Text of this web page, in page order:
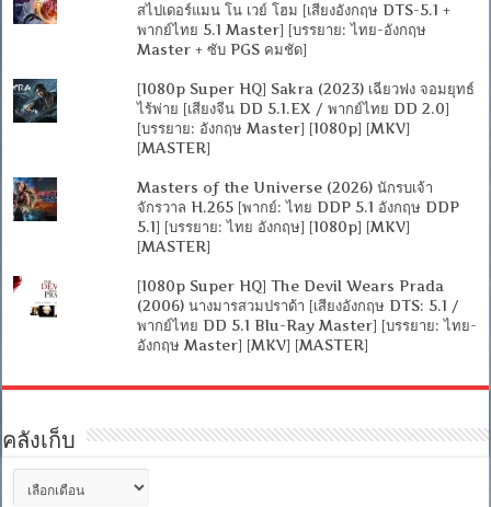
สไปเดอร์แมน โน เวย์ โฮม [เสียงอังกฤษ DTS-5.1 +
พากย์ไทย 5.1 Master] [บรรยาย: ไทย-อังกฤษ
Master + ซับ PGS คมชัด]
[1080p Super HQ] Sakra (2023) เฉียวฟง จอมยุทธ์
ไร้พ่าย [เสียงจีน DD 5.1.EX / พากย์ไทย DD 2.0]
[บรรยาย: อังกฤษ Master] [1080p] [MKV]
[MASTER]
Masters of the Universe (2026) นักรบเจ้า
จักรวาล H.265 [พากย์: ไทย DDP 5.1 อังกฤษ DDP
5.1] [บรรยาย: ไทย อังกฤษ] [1080p] [MKV]
[MASTER]
[1080p Super HQ] The Devil Wears Prada
(2006) นางมารสวมปราด้า [เสียงอังกฤษ DTS: 5.1 /
พากย์ไทย DD 5.1 Blu-Ray Master] [บรรยาย: ไทย-
อังกฤษ Master] [MKV] [MASTER]
คลังเก็บ
เก็บ